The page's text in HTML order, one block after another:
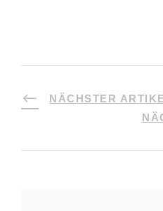
NÄCHSTER